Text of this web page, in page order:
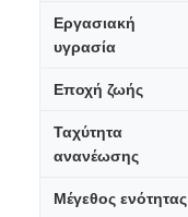
Εργασιακή
υγρασία
Εποχή ζωής
Ταχύτητα
ανανέωσης
Μέγεθος ενότητας